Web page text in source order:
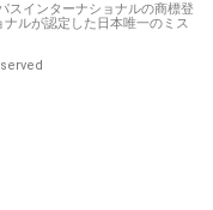
スインターナショナルの商標登
ルが認定した日本唯一のミス